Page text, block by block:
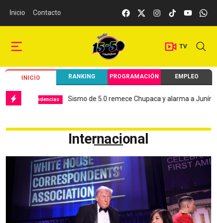
Inicio Contacto
TV
INICIO RANKING PROGRAMACIÓN EMPLEO
Sismo de 5.0 remece Chupaca y alarma a Junín Local
Internacional